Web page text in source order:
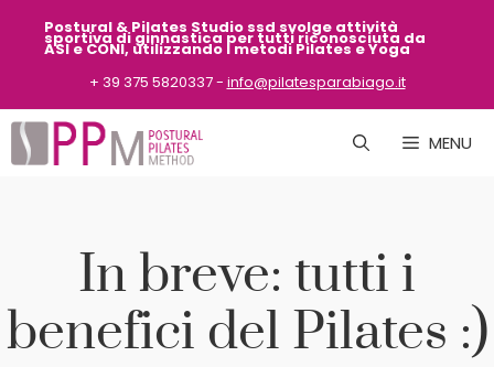
contenuto
Postural & Pilates Studio ssd svolge attività
sportiva di ginnastica per tutti riconosciuta da
ASI e CONI, utilizzando i metodi Pilates e Yoga
+ 39 375 5820337 - info@pilatesparabiago.it
MENU
In breve: tutti i
benefici del Pilates :)